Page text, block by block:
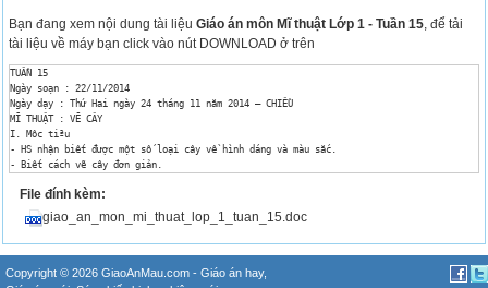
Bạn đang xem nội dung tài liệuGiáo án môn Mĩ thuật Lớp 1 - Tuần 15, để tải
tài liệu về máy bạn click vào nút DOWNLOAD ở trên
TUẦN 15
Ngày soạn : 22/11/2014
Ngày dạy : Thứ Hai ngày 24 tháng 11 năm 2014 – CHIỀU
MĨ THUẬT : VẼ CÂY
I. Môc tiªu
- HS nhận biết được một số loại cây về hình dáng và màu sắc.
- Biết cách vẽ cây đơn giản.
( Đối với HSNK: Vẽ được cây có hình dáng, màu sắc khác nhau ).
*Nội dung điều chỉnh: Tập vẽ bức tranh đơn giản có cây, có nhà
II. ChuÈn bÞ:
- Bài vẽ cây của HS lớp trước.
Học sinh: - Vở tập vẽ 1 , bút chì, màu vẽ.
File đính kèm:
giao_an_mon_mi_thuat_lop_1_tuan_15.doc
Copyright © 2026 GiaoAnMau.com - Giáo án hay,